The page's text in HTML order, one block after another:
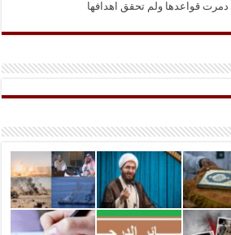
قواعدها ولم تحقق اهدافها